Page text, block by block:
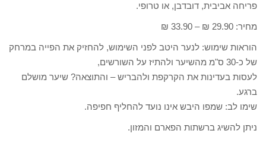
פריחה אביבית, דובדבן, או טרופי.
מחיר: 29.90 ₪ – 33.90 ₪
הוראות שימוש: לנער היטב לפני השימוש, להחזיק את הפייה במרחק
של כ-30 ס"מ מהשיער ולהתיז על השורשים,
לעסות בעדינות את הקרקפת ולהבריש – והתוצאה? שיער מושלם
ברגע.
שימו לב: שמפו היבש אינו נועד להחליף חפיפה.
ניתן להשיג ברשתות הפארם והמזון.